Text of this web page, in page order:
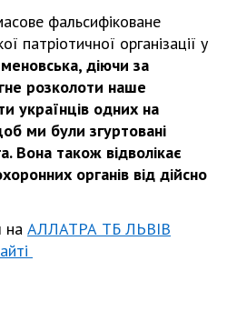
фальсифіковане
патріотичної організації у
діючи за
розколоти наше
українців одних на
ми були згуртовані
Вона також відволікає
органів від дійсно
на АЛЛАТРА ТБ ЛЬВІВ